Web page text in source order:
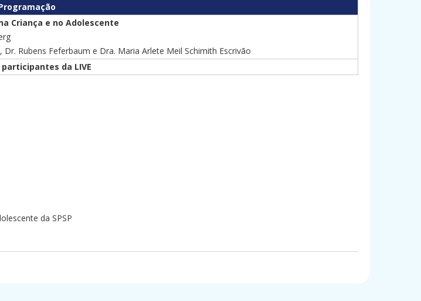
Criança e no Adolescente
Rubens Feferbaum e Dra. Maria Arlete Meil Schimith Escrivão
da LIVE
da SPSP